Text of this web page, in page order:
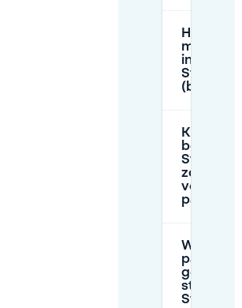
Hoe
mobiel
in
Kunnen
zonder
parkeren?
Waar kan
parkeren
geen
straat bij